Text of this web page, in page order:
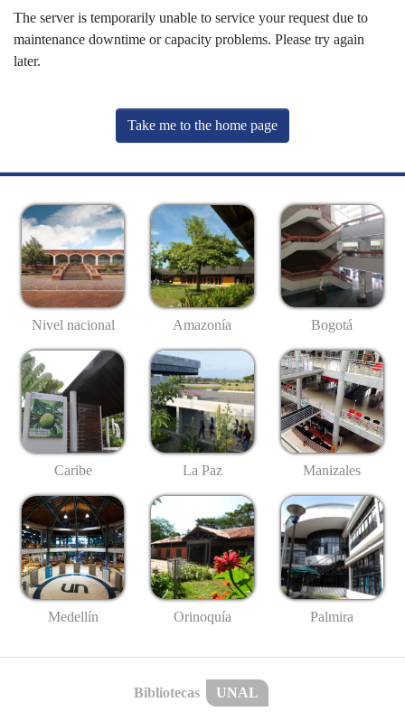
The server is temporarily unable to service your request due to
maintenance downtime or capacity problems. Please try again
later.
Take me to the home page
Nivel nacional Amazonía Bogotá
Caribe La Paz Manizales
Medellín Orinoquía Palmira
Bibliotecas UNAL